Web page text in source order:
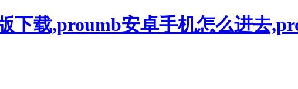
下载,proumb安卓手机怎么进去